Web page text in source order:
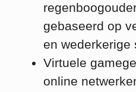
gebaseerd op
en wederkerige
Virtuele
online